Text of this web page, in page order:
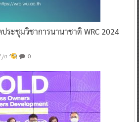
ระชุมวิชาการนานาชาติ WRC 2024
jo ^ 0